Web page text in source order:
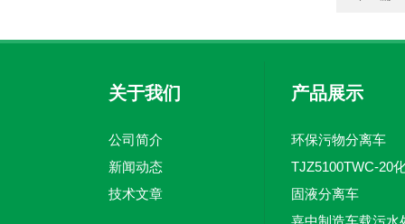
关于我们
公司简介
新闻动态
技术文章
产品展示
环保污物分离车
固液分离车